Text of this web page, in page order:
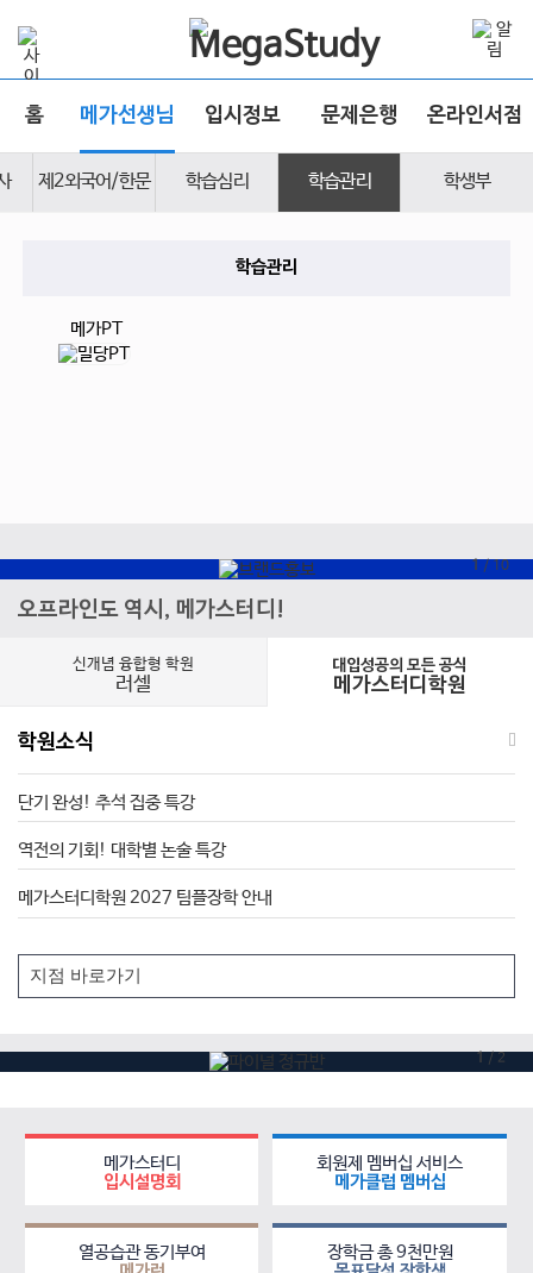
홈 메가선생님 입시정보 문제은행 온라인서점
제2외국어/한문 학습심리 학습관리 학생부
학습관리
메가PT
1 / 10
오프라인도 역시, 메가스터디!
신개념 융합형 학원
러셀
대입성공의 모든 공식
메가스터디학원
학원소식
단기 완성! 추석 집중 특강
역전의 기회! 대학별 논술 특강
메가스터디학원 2027 팀플장학 안내
1 / 2
메가스터디
입시설명회
회원제 멤버십 서비스
메가클럽 멤버십
열공습관 동기부여 장학금 총 9천만원